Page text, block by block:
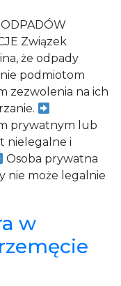
Związek
że odpady
podmiotom
zezwolenia na ich
prywatnym lub
nielegalne i
Osoba prywatna
nie może legalnie
w